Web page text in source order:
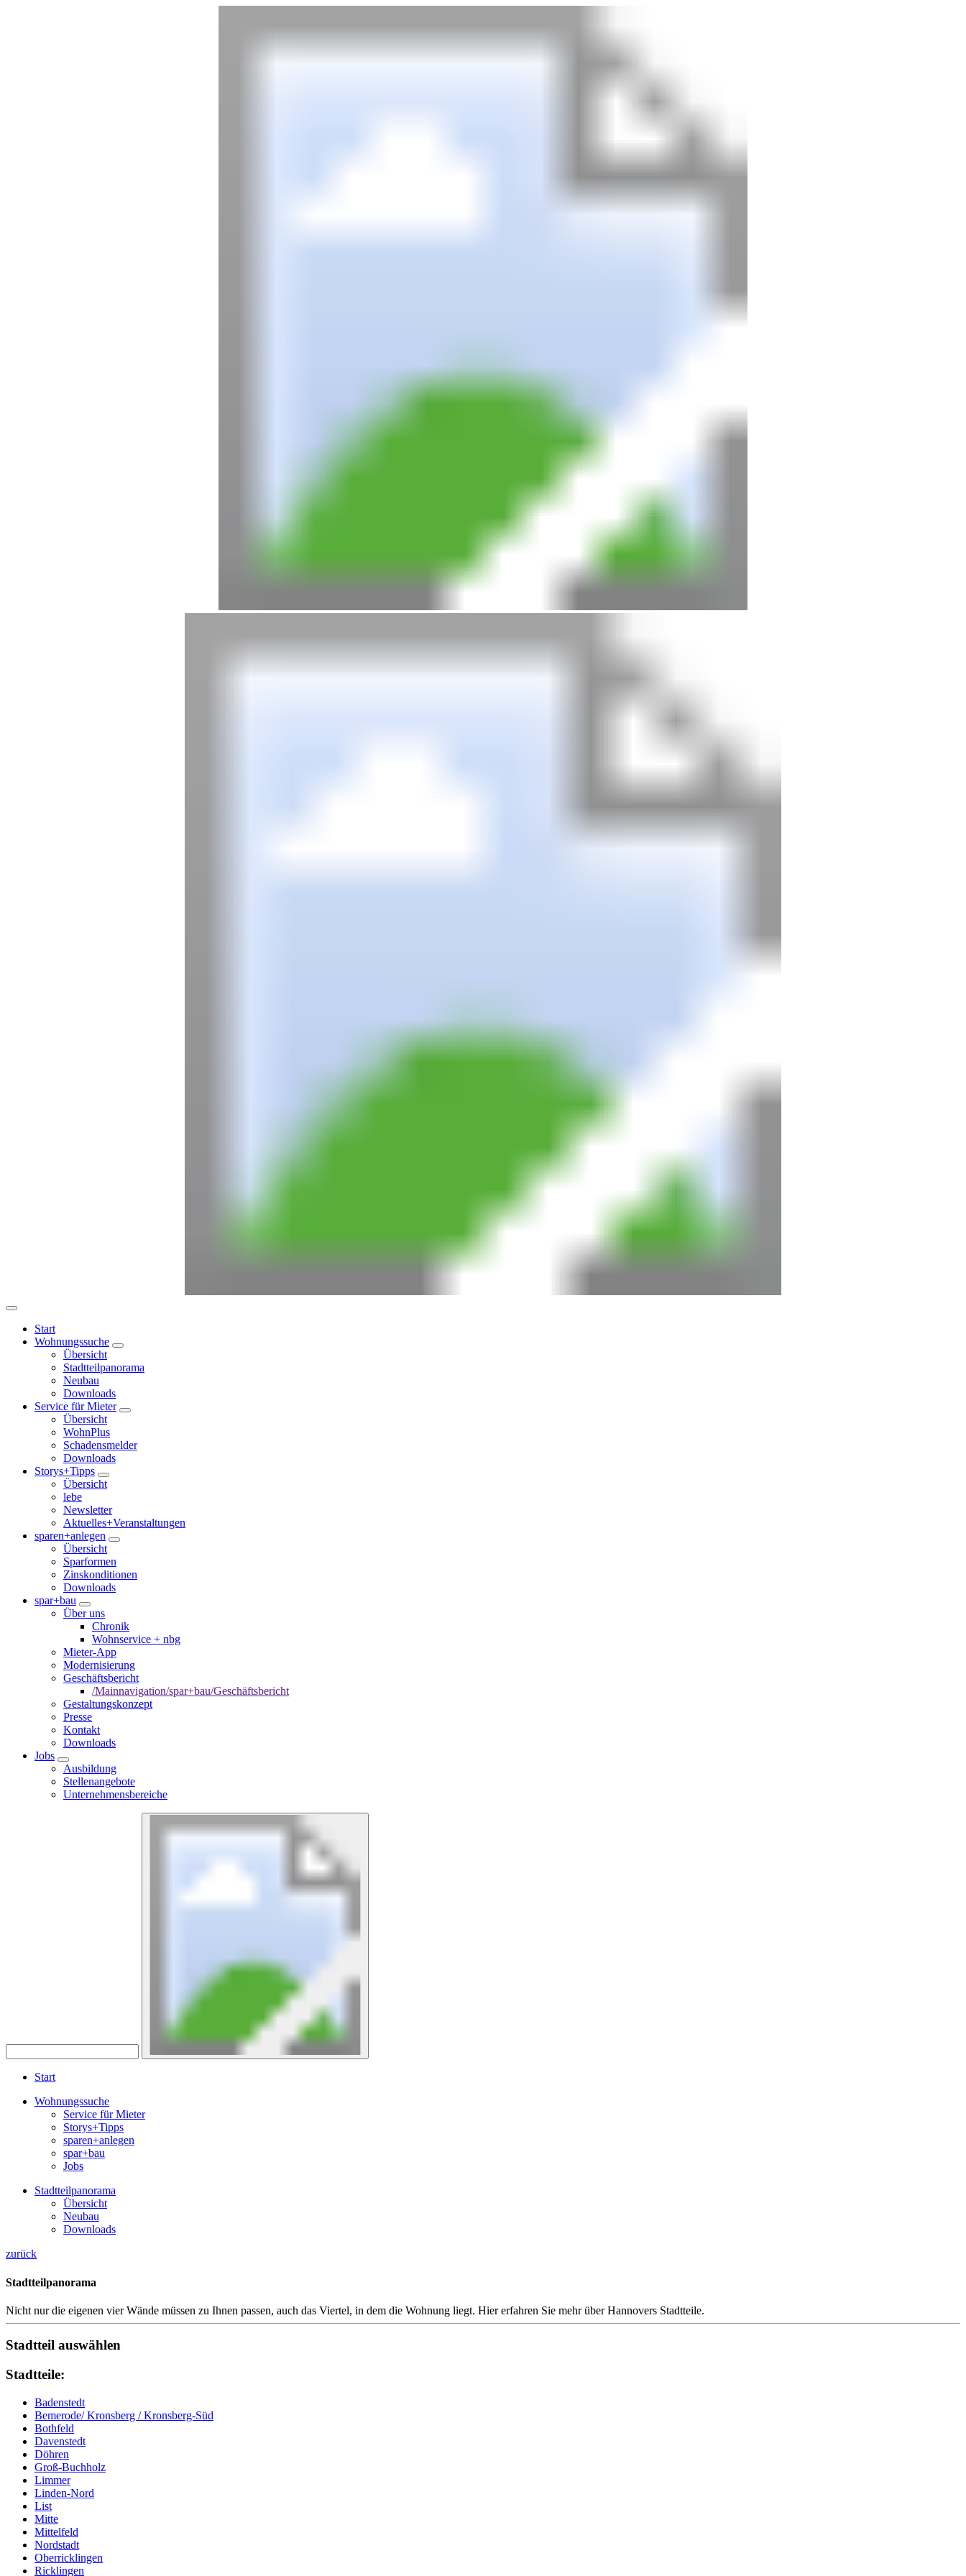
Start
Wohnungssuche
Übersicht
Stadtteilpanorama
Neubau
Downloads
Service für Mieter
Übersicht
WohnPlus
Schadensmelder
Downloads
Storys+Tipps
Übersicht
lebe
Newsletter
Aktuelles+Veranstaltungen
sparen+anlegen
Übersicht
Sparformen
Zinskonditionen
Downloads
spar+bau
Über uns
Chronik
Wohnservice + nbg
Mieter-App
Modernisierung
Geschäftsbericht
/Mainnavigation/spar+bau/Geschäftsbericht
Gestaltungskonzept
Presse
Kontakt
Downloads
Jobs
Ausbildung
Stellenangebote
Unternehmensbereiche
Start
Wohnungssuche
Service für Mieter
Storys+Tipps
sparen+anlegen
spar+bau
Jobs
Stadtteilpanorama
Übersicht
Neubau
Downloads
zurück
Stadtteilpanorama
Nicht nur die eigenen vier Wände müssen zu Ihnen passen, auch das Viertel, in dem die Wohnung liegt. Hier erfahren Sie mehr über Hannovers Stadtteile.
Stadtteil auswählen
Stadtteile:
Badenstedt
Bemerode/ Kronsberg / Kronsberg-Süd
Bothfeld
Davenstedt
Döhren
Groß-Buchholz
Limmer
Linden-Nord
List
Mitte
Mittelfeld
Nordstadt
Oberricklingen
Ricklingen